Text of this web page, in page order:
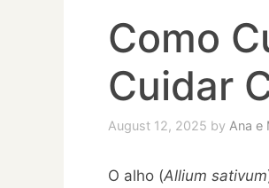
Como
Cuidar
August 12, 2025 by Ana e
O alho (Allium sativum